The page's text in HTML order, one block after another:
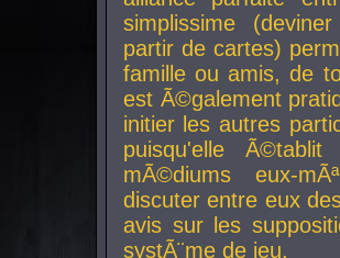
simplissime
partir de cartes)
famille ou amis, de
est Ã©galement
initier les autres
puisqu'elle
mÃ©diums eux-
discuter entre eux
avis sur les
systÃ¨me de jeu.